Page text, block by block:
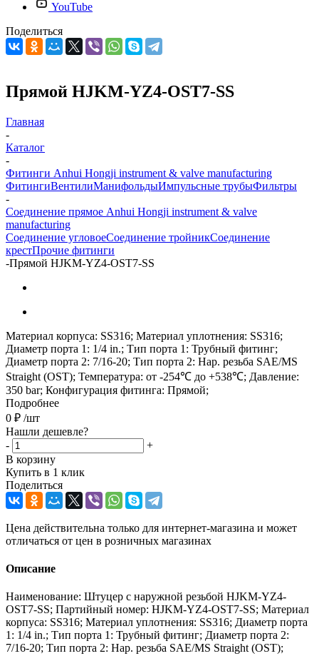
YouTube
Поделиться
Прямой HJKM-YZ4-OST7-SS
Главная
-
Каталог
-
Фитинги Anhui Hongji instrument & valve manufacturing
ФитингиВентилиМанифольдыИмпульсные трубыФильтры
-
Соединение прямое Anhui Hongji instrument & valve
manufacturing
Соединение угловоеСоединение тройникСоединение
крестПрочие фитинги
-Прямой HJKM-YZ4-OST7-SS
Материал корпуса: SS316; Материал уплотнения: SS316;
Диаметр порта 1: 1/4 in.; Тип порта 1: Трубный фитинг;
Диаметр порта 2: 7/16-20; Тип порта 2: Нар. резьба SAE/MS
Straight (OST); Температура: от -254℃ до +538℃; Давление:
350 bar; Конфигурация фитинга: Прямой;
Подробнее
0 ₽ /шт
Нашли дешевле?
-
+
В корзину
Купить в 1 клик
Поделиться
Цена действительна только для интернет-магазина и может
отличаться от цен в розничных магазинах
Описание
Наименование: Штуцер с наружной резьбой HJKM-YZ4-
OST7-SS; Партийный номер: HJKM-YZ4-OST7-SS; Материал
корпуса: SS316; Материал уплотнения: SS316; Диаметр порта
1: 1/4 in.; Тип порта 1: Трубный фитинг; Диаметр порта 2:
7/16-20; Тип порта 2: Нар. резьба SAE/MS Straight (OST);